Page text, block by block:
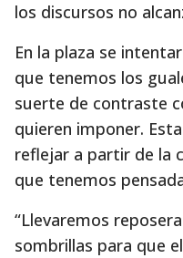
los discursos no
En la plaza se
que tenemos los
suerte de contraste
quieren imponer.
reflejar a partir de la
que tenemos
“Llevaremos
sombrillas para que